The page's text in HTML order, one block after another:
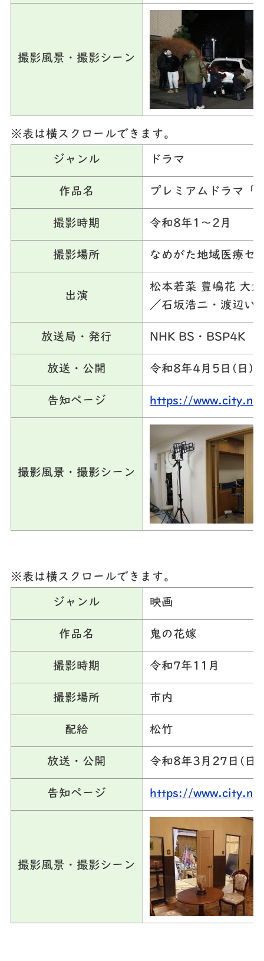
撮影風景・撮影シーン
※表は横スクロールできます。
ジャンル ドラマ
作品名 プレミアムドラマ「
撮影時期 令和8年1～2月
撮影場所 なめがた地域医療セ
出演
松本若菜 豊嶋花 大
／石坂浩二・渡辺い
放送局・発行 NHK BS・BSP4K
放送・公開 令和8年4月5日(日)
告知ページ https://
撮影風景・撮影シーン
※表は横スクロールできます。
ジャンル 映画
作品名 鬼の花嫁
撮影時期 令和7年11月
撮影場所 市内
配給 松竹
放送・公開 令和8年3月27日(日)
告知ページ https://
撮影風景・撮影シーン